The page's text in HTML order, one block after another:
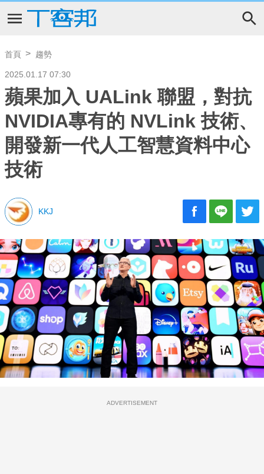
首頁 趨勢
2025.01.17 07:30
蘋果加入 UALink 聯盟，對抗
NVIDIA專有的 NVLink 技術、
開發新一代人工智慧資料中心
技術
KKJ
ADVERTISEMENT